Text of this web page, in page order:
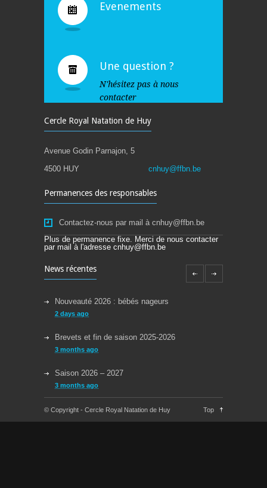
Evenements
Une question ?
N'hésitez pas à nous
contacter
Cercle Royal Natation de Huy
Avenue Godin Parnajon, 5
4500 HUY
cnhuy@ffbn.be
Permanences des responsables
Contactez-nous par mail à cnhuy@ffbn.be
Plus de permanence fixe. Merci de nous contacter
par mail à l'adresse cnhuy@ffbn.be
News récentes
Nouveauté 2026 : bébés nageurs
2 days ago
Brevets et fin de saison 2025-2026
3 months ago
Saison 2026 – 2027
3 months ago
Reprise des cours la semaine du 08/09/2025
11 months ago
© Copyright - Cercle Royal Natation de Huy Top